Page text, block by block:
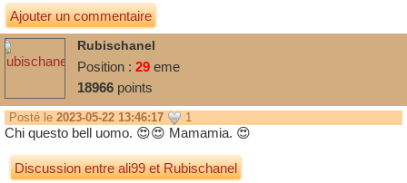
Ajouter un commentaire
Rubischanel
Position : 29 eme
18966 points
Posté le 2023-05-22 13:46:17 1
Chi questo bell uomo. 😍😍 Mamamia. 😍
Discussion entreali99etRubischanel